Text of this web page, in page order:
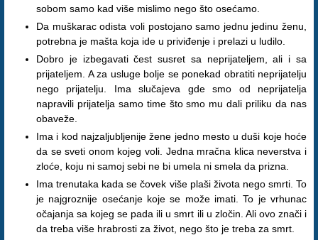
sobom samo kad više mislimo nego što osećamo.
Da muškarac odista voli postojano samo jednu jedinu ženu,
potrebna je mašta koja ide u priviđenje i prelazi u ludilo.
Dobro je izbegavati čest susret sa neprijateljem, ali i sa
prijateljem. A za usluge bolje se ponekad obratiti neprijatelju
nego prijatelju. Ima slučajeva gde smo od neprijatelja
napravili prijatelja samo time što smo mu dali priliku da nas
obaveže.
Ima i kod najzaljubljenije žene jedno mesto u duši koje hoće
da se sveti onom kojeg voli. Jedna mračna klica neverstva i
zloće, koju ni samoj sebi ne bi umela ni smela da prizna.
Ima trenutaka kada se čovek više plaši života nego smrti. To
je najgroznije osećanje koje se može imati. To je vrhunac
očajanja sa kojeg se pada ili u smrt ili u zločin. Ali ovo znači i
da treba više hrabrosti za život, nego što je treba za smrt.